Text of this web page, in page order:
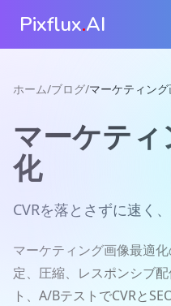
Pixflux.AI
ホーム/ブログ/マーケティン
マーケテ
化
CVRを落とさずに速く
マーケティング画像最適
定、圧縮、レスポンシブ
ト、A/BテストでCVRと